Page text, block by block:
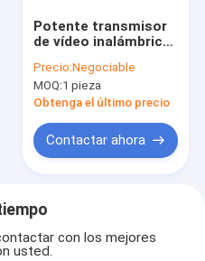
Potente transmisor
de vídeo inalámbrico
alcance con datos
RS232 para
transmisión de UAV /
3/4 7/8
Precio:Negociable
MOQ:1 pieza
Obtenga el último precio
Contactar ahora
con los mejores
usted.